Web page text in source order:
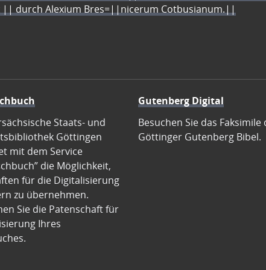
|| durch Alexium Bres=||nicerum Cotbusianum.||
Staats- und
Göttingen
mit dem Service
die Möglichkeit,
für die Digitalisierung
zu übernehmen.
Sie die Patenschaft für
Ihres
Gutenberg Digital
Besuchen Sie das Faksimile
Göttinger Gutenberg Bibel.